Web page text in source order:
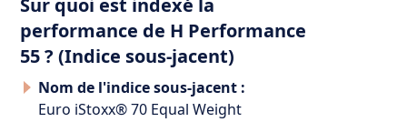
performance de H Performance
55 ? (Indice sous-jacent)
Nom de l'indice sous-jacent :
Euro iStoxx® 70 Equal Weight